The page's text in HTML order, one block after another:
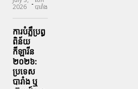
2026 -បារាំង
ការបំភ្លឺប្រព្ធ​
ពិន័យ​
កីឡារីន​
២០២៦:
ប្រទេស​
បារាំង​ ឬ​